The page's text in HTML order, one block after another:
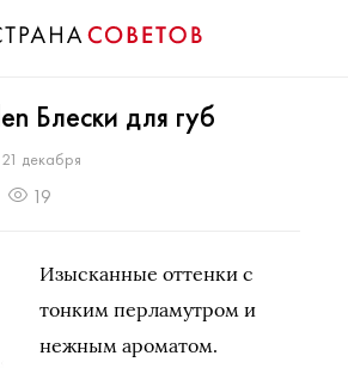
Блески для губ
21 декабря
19
Изысканные оттенки с
тонким перламутром и
нежным ароматом.